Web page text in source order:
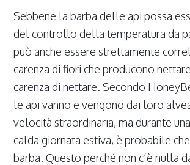
Sebbene la barba delle api possa
del controllo della temperatura da
può anche essere strettamente
carenza di fiori che producono
carenza di nettare. Secondo
le api vanno e vengono dai loro
velocità straordinaria, ma durante
calda giornata estiva, è probabile
barba. Questo perché non c’è nulla